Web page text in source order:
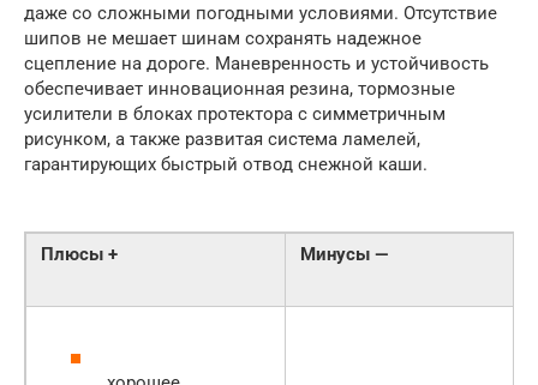
даже со сложными погодными условиями. Отсутствие
шипов не мешает шинам сохранять надежное
сцепление на дороге. Маневренность и устойчивость
обеспечивает инновационная резина, тормозные
усилители в блоках протектора с симметричным
рисунком, а также развитая система ламелей,
гарантирующих быстрый отвод снежной каши.
Плюсы + Минусы —